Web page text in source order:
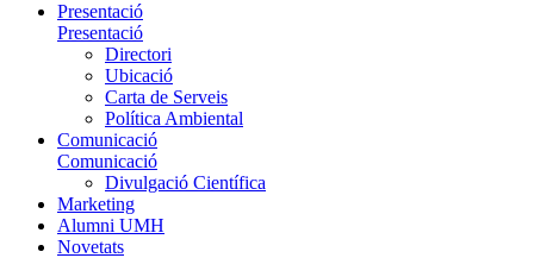
Presentació
Presentació
Directori
Ubicació
Carta de Serveis
Política Ambiental
Comunicació
Comunicació
Divulgació Científica
Marketing
Alumni UMH
Novetats